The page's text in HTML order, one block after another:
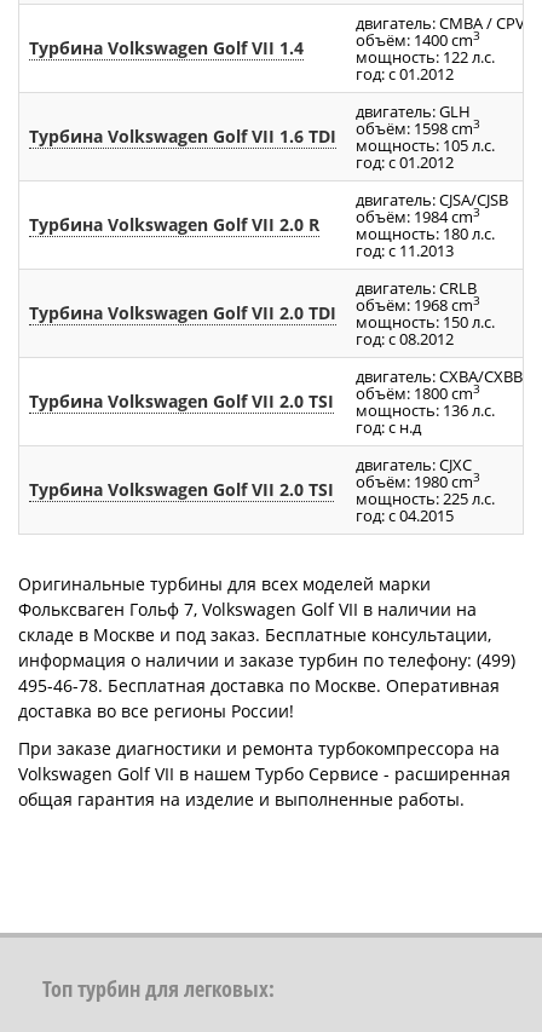
Турбина Volkswagen Golf VII 1.4
двигатель: CMBA / CPVA
объём: 1400 cm3
мощность: 122 л.с.
год: с 01.2012
Турбина Volkswagen Golf VII 1.6 TDI
двигатель: GLH
объём: 1598 cm3
мощность: 105 л.с.
год: с 01.2012
Турбина Volkswagen Golf VII 2.0 R
двигатель: CJSA/CJSB
объём: 1984 cm3
мощность: 180 л.с.
год: с 11.2013
Турбина Volkswagen Golf VII 2.0 TDI
двигатель: CRLB
объём: 1968 cm3
мощность: 150 л.с.
год: с 08.2012
Турбина Volkswagen Golf VII 2.0 TSI
двигатель: CXBA/CXBB
объём: 1800 cm3
мощность: 136 л.с.
год: с н.д
Турбина Volkswagen Golf VII 2.0 TSI
двигатель: CJXC
объём: 1980 cm3
мощность: 225 л.с.
год: с 04.2015
Оригинальные турбины для всех моделей марки
Фольксваген Гольф 7, Volkswagen Golf VII в наличии на
складе в Москве и под заказ. Бесплатные консультации,
информация о наличии и заказе турбин по телефону: (499)
495-46-78. Бесплатная доставка по Москве. Оперативная
доставка во все регионы России!
При заказе диагностики и ремонта турбокомпрессора на
Volkswagen Golf VII в нашем Турбо Сервисе - расширенная
общая гарантия на изделие и выполненные работы.
Топ турбин для легковых: